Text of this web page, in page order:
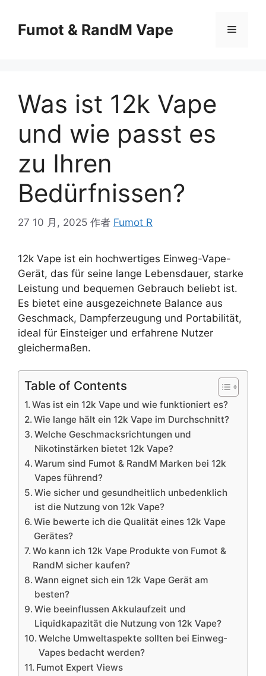
Fumot & RandM Vape
Was ist 12k Vape
und wie passt es
zu Ihren
Bedürfnissen?
27 10 月, 2025 作者 Fumot R
12k Vape ist ein hochwertiges Einweg-Vape-
Gerät, das für seine lange Lebensdauer, starke
Leistung und bequemen Gebrauch beliebt ist.
Es bietet eine ausgezeichnete Balance aus
Geschmack, Dampferzeugung und Portabilität,
ideal für Einsteiger und erfahrene Nutzer
gleichermaßen.
Table of Contents
Was ist ein 12k Vape und wie funktioniert es?
Wie lange hält ein 12k Vape im Durchschnitt?
Welche Geschmacksrichtungen und
Nikotinstärken bietet 12k Vape?
Warum sind Fumot & RandM Marken bei 12k
Vapes führend?
Wie sicher und gesundheitlich unbedenklich
ist die Nutzung von 12k Vape?
Wie bewerte ich die Qualität eines 12k Vape
Gerätes?
Wo kann ich 12k Vape Produkte von Fumot &
RandM sicher kaufen?
Wann eignet sich ein 12k Vape Gerät am
besten?
Wie beeinflussen Akkulaufzeit und
Liquidkapazität die Nutzung von 12k Vape?
Welche Umweltaspekte sollten bei Einweg-
Vapes bedacht werden?
Fumot Expert Views